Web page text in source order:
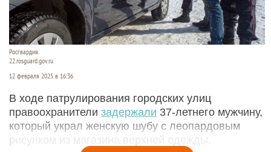
Росгвардия.
22.rosguard.gov.ru
12 февраля 2025 в 16:36
В ходе патрулирования городских улиц
правоохранители задержали 37-летнего мужчину,
который украл женскую шубу с леопардовым
рисунком из магазина верхней одежды.